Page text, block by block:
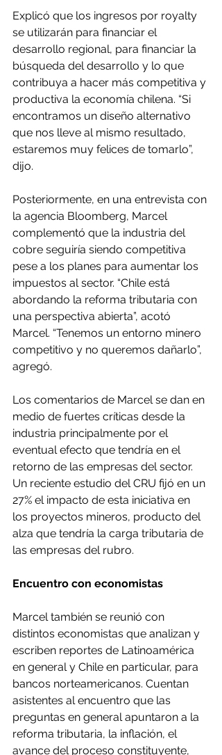
Explicó que los ingresos por royalty
se utilizarán para financiar el
desarrollo regional, para financiar la
búsqueda del desarrollo y lo que
contribuya a hacer más competitiva y
productiva la economía chilena. “Si
encontramos un diseño alternativo
que nos lleve al mismo resultado,
estaremos muy felices de tomarlo”,
dijo.
Posteriormente, en una entrevista con
la agencia Bloomberg, Marcel
complementó que la industria del
cobre seguiría siendo competitiva
pese a los planes para aumentar los
impuestos al sector. “Chile está
abordando la reforma tributaria con
una perspectiva abierta”, acotó
Marcel. “Tenemos un entorno minero
competitivo y no queremos dañarlo”,
agregó.
Los comentarios de Marcel se dan en
medio de fuertes críticas desde la
industria principalmente por el
eventual efecto que tendría en el
retorno de las empresas del sector.
Un reciente estudio del CRU fijó en un
27% el impacto de esta iniciativa en
los proyectos mineros, producto del
alza que tendría la carga tributaria de
las empresas del rubro.
Encuentro con economistas
Marcel también se reunió con
distintos economistas que analizan y
escriben reportes de Latinoamérica
en general y Chile en particular, para
bancos norteamericanos. Cuentan
asistentes al encuentro que las
preguntas en general apuntaron a la
reforma tributaria, la inflación, el
avance del proceso constituyente,